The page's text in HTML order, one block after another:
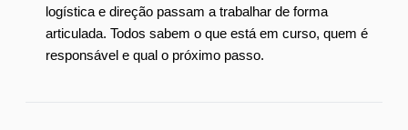
logística e direção passam a trabalhar de forma
articulada. Todos sabem o que está em curso, quem é
responsável e qual o próximo passo.